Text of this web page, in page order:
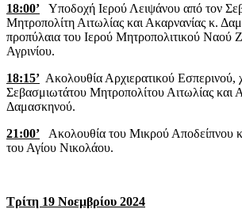
18:00’ Υποδοχή Ιερού Λειψάνου από τον
Μητροπολίτη Αιτωλίας και Ακαρνανίας κ.
προπύλαια του Ιερού Μητροπολιτικού Ναού
Αγρινίου.
18:15’ Ακολουθία Αρχιερατικού Εσπερινού,
Σεβασμιωτάτου Μητροπολίτου Αιτωλίας και
Δαμασκηνού.
21:00’ Ακολουθία του Μικρού Αποδείπνου
του Αγίου Νικολάου.
Τρίτη 19 Νοεμβρίου 2024